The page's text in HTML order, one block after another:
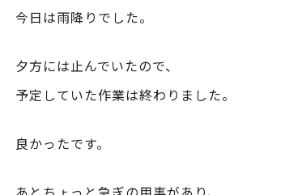
今日は雨降りでした。
夕方には止んでいたので、
予定していた作業は終わりました。
良かったです。